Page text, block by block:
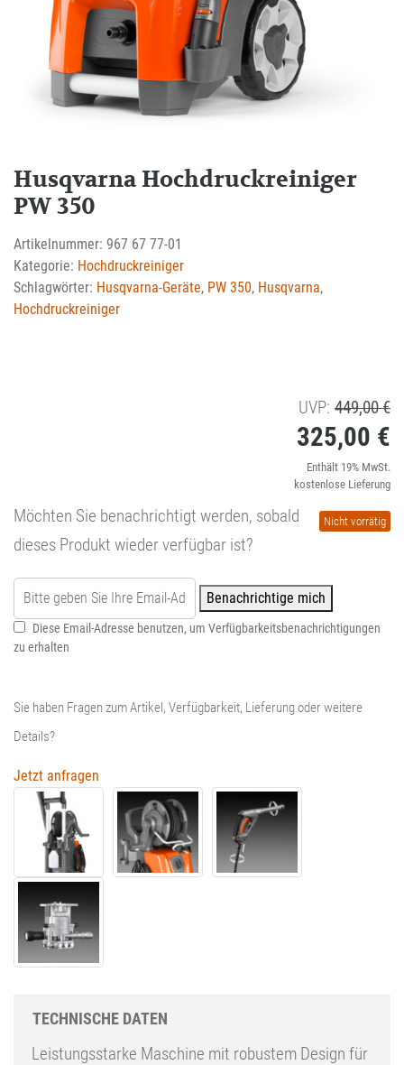
Husqvarna Hochdruckreiniger
PW 350
Artikelnummer: 967 67 77-01
Kategorie: Hochdruckreiniger
Schlagwörter: Husqvarna-Geräte, PW 350, Husqvarna,
Hochdruckreiniger
UVP: 449,00€
325,00 €
Enthält 19% MwSt.
kostenlose Lieferung
Nicht vorrätig
Möchten Sie benachrichtigt werden, sobald
dieses Produkt wieder verfügbar ist?
Benachrichtige mich
Diese Email-Adresse benutzen, um Verfügbarkeitsbenachrichtigungen
zu erhalten
Sie haben Fragen zum Artikel, Verfügbarkeit, Lieferung oder weitere
Details?
Jetzt anfragen
TECHNISCHE DATEN
Leistungsstarke Maschine mit robustem Design für